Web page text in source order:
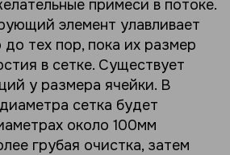
примеси в потоке.
элемент улавливает
тех пор, пока их размер
в сетке. Существует
у размера ячейки. В
сетка будет
около 100мм
грубая очистка, затем